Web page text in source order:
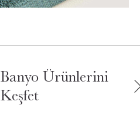
Banyo Ürünlerini
Keşfet